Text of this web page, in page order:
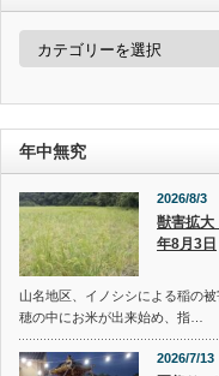
カ
ー
年中無究
2026/8/3
獣害拡
年8月3日
山名地区、イノシシによる稲の
穂の中にお米が出来始め、指…
2026/7/13